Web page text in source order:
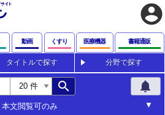
account_circle
動画 くすり 医療機器 書籍通販
タイトルで探す 分野で探す
search notifications
本文閲覧可のみ